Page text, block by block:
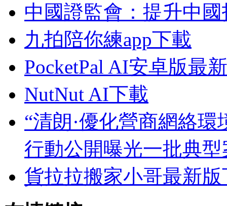
中國證監會：提升中
九拍陪你練app下載
PocketPal AI安卓版最
NutNut AI下載
“清朗·優化營商網絡
行動公開曝光一批典型
貨拉拉搬家小哥最新版